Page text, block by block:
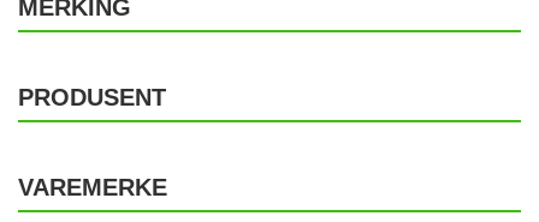
MERKING
PRODUSENT
VAREMERKE